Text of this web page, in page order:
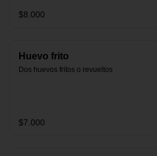
$8.000
Huevo frito
Dos huevos fritos o revueltos
$7.000